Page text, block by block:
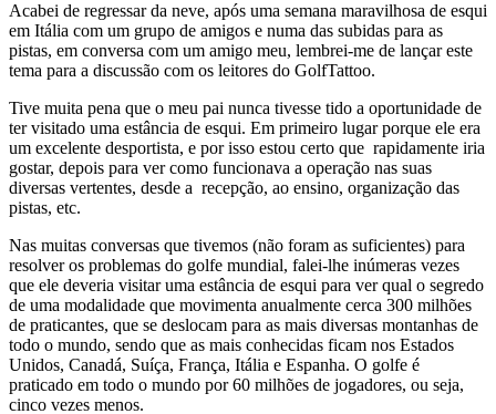
Acabei de regressar da neve, após uma semana maravilhosa de esqui
em Itália com um grupo de amigos e numa das subidas para as
pistas, em conversa com um amigo meu, lembrei-me de lançar este
tema para a discussão com os leitores do GolfTattoo.
Tive muita pena que o meu pai nunca tivesse tido a oportunidade de
ter visitado uma estância de esqui. Em primeiro lugar porque ele era
um excelente desportista, e por isso estou certo que rapidamente iria
gostar, depois para ver como funcionava a operação nas suas
diversas vertentes, desde a recepção, ao ensino, organização das
pistas, etc.
Nas muitas conversas que tivemos (não foram as suficientes) para
resolver os problemas do golfe mundial, falei-lhe inúmeras vezes
que ele deveria visitar uma estância de esqui para ver qual o segredo
de uma modalidade que movimenta anualmente cerca 300 milhões
de praticantes, que se deslocam para as mais diversas montanhas de
todo o mundo, sendo que as mais conhecidas ficam nos Estados
Unidos, Canadá, Suíça, França, Itália e Espanha. O golfe é
praticado em todo o mundo por 60 milhões de jogadores, ou seja,
cinco vezes menos.